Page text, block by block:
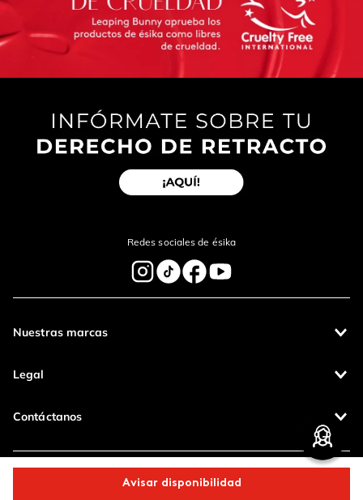
Avisar disponibilidad
Redes sociales de ésika
Nuestras marcas
Legal
Contáctanos
Pagos 100%
Entregas a todo
el país